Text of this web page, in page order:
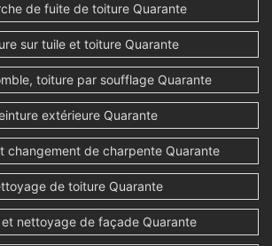
de fuite de toiture Quarante
sur tuile et toiture Quarante
toiture par soufflage Quarante
extérieure Quarante
changement de charpente Quarante
de toiture Quarante
et nettoyage de façade Quarante